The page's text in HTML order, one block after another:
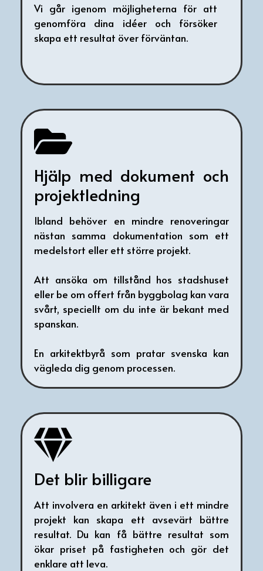
Vi går igenom möjligheterna för att
genomföra dina idéer och försöker
skapa ett resultat över förväntan.
Hjälp med dokument och
projektledning
Ibland behöver en mindre renoveringar
nästan samma dokumentation som ett
medelstort eller ett större projekt.
Att ansöka om tillstånd hos stadshuset
eller be om offert från byggbolag kan vara
svårt, speciellt om du inte är bekant med
spanskan.
En arkitektbyrå som pratar svenska kan
vägleda dig genom processen.
Det blir billigare
Att involvera en arkitekt även i ett mindre
projekt kan skapa ett avsevärt bättre
resultat. Du kan få bättre resultat som
ökar priset på fastigheten och gör det
enklare att leva.